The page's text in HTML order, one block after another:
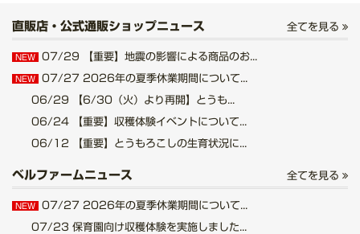
直販店・公式通販ショップニュース 全てを見る
NEW 07/29 【重要】地震の影響による商品のお...
NEW 07/27 2026年の夏季休業期間について...
06/29 【6/30（火）より再開】とうも...
06/24 【重要】収穫体験イベントについて...
06/12 【重要】とうもろこしの生育状況に...
ベルファームニュース 全てを見る
NEW 07/27 2026年の夏季休業期間について...
07/23 保育園向け収穫体験を実施しました...